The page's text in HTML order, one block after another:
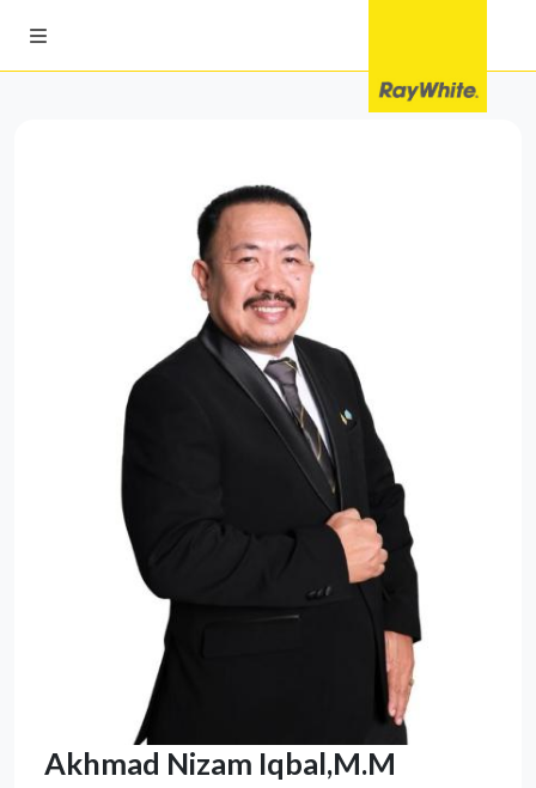
Akhmad Nizam Iqbal,M.M